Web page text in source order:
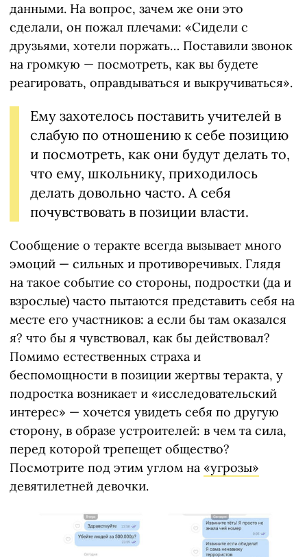
данными. На вопрос, зачем же они это
сделали, он пожал плечами: «Сидели с
друзьями, хотели поржать… Поставили звонок
на громкую — посмотреть, как вы будете
реагировать, оправдываться и выкручиваться».
Ему захотелось поставить учителей в
слабую по отношению к себе позицию
и посмотреть, как они будут делать то,
что ему, школьнику, приходилось
делать довольно часто. А себя
почувствовать в позиции власти.
Сообщение о теракте всегда вызывает много
эмоций — сильных и противоречивых. Глядя
на такое событие со стороны, подростки (да и
взрослые) часто пытаются представить себя на
месте его участников: а если бы там оказался
я? что бы я чувствовал, как бы действовал?
Помимо естественных страха и
беспомощности в позиции жертвы теракта, у
подростка возникает и «исследовательский
интерес» — хочется увидеть себя по другую
сторону, в образе устроителей: в чем та сила,
перед которой трепещет общество?
Посмотрите под этим углом на «угрозы»
девятилетней девочки.